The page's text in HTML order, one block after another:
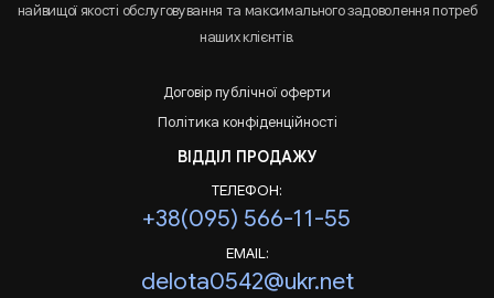
найвищої якості обслуговування та максимального задоволення потреб
наших клієнтів.
Договір публічної оферти
Політика конфіденційності
ВІДДІЛ ПРОДАЖУ
ТЕЛЕФОН:
+38(095) 566-11-55
EMAIL:
delota0542@ukr.net